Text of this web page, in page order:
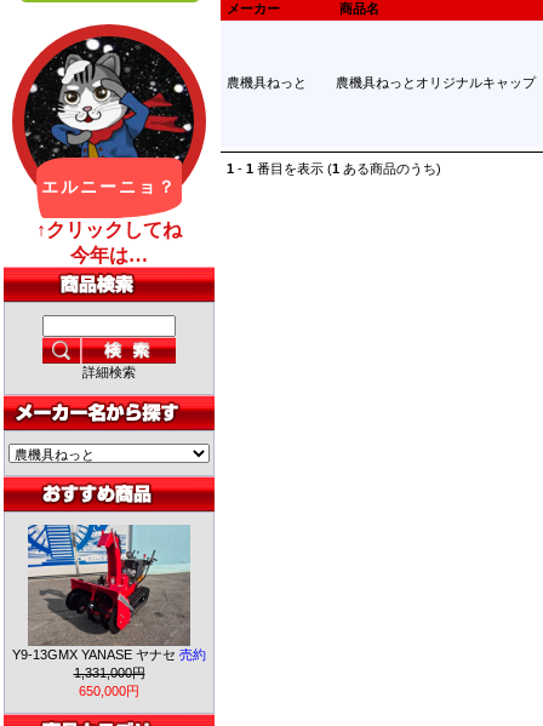
詳細検索
Y9-13GMX YANASE ヤナセ 売約
1,331,000円
650,000円
メーカー 商品名
農機具ねっと 農機具ねっとオリジナルキャップ
1 - 1 番目を表示 (1 ある商品のうち)